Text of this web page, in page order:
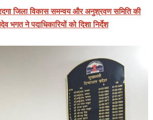
जिला विकास समन्वय और अनुश्रवण समिति की
ने पदाधिकारियों को दिशा निर्देश